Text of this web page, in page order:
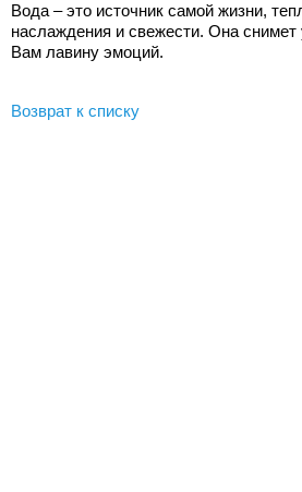
Вода – это источник самой жизни,
наслаждения и свежести. Она снимет
Вам лавину эмоций.
Возврат к списку